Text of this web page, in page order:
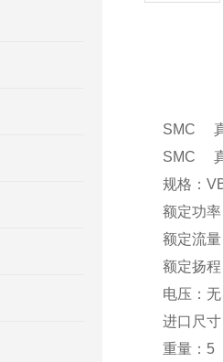
SMC
SMC
规格：
额定功
额定流
额定扬
电压：无
进口尺
重量：5